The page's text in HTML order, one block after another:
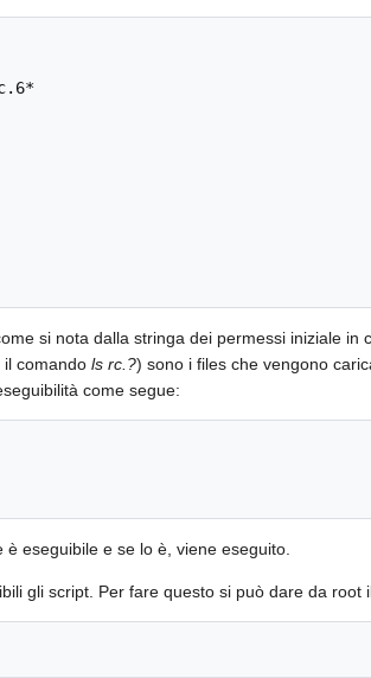
si nota dalla stringa dei permessi iniziale in
il comando ls rc.?) sono i files che vengono
come segue:
eseguibile e se lo è, viene eseguito.
gli script. Per fare questo si può dare da root